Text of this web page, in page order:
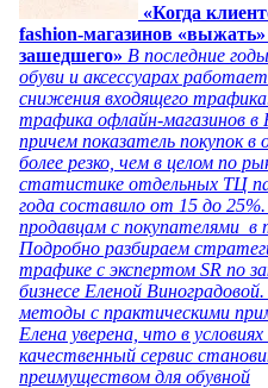
«Когда
fashion-магазинов
зашедшего» В последние
обуви и аксессуарах
снижения входящего
трафика офлайн-магазинов в
причем показатель покупок
более резко, чем в целом по
статистике отдельных ТЦ
года составило от 15 до
продавцам с покупателями в
Подробно разбираем
трафике с экспертом SR по
бизнесе Еленой
методы с практическими
Елена уверена, что в
качественный сервис
преимуществом для обувной